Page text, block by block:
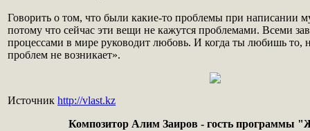
Говорить о том, что были какие-то проблемы при написании
потому что сейчас эти вещи не кажутся проблемами. Всеми
процессами в мире руководит любовь. И когда ты любишь то,
проблем не возникает».
Источник http://vlast.kz
Композитор Алим Заиров - гость программы